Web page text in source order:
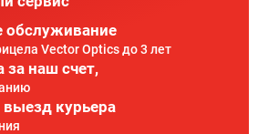
обслуживание
Vector Optics до 3 лет
за наш счет,
курьера